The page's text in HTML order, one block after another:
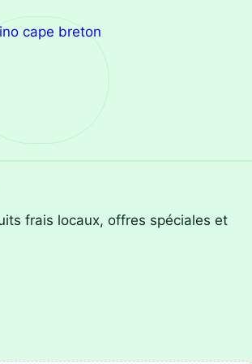
cape breton
frais locaux, offres spéciales et